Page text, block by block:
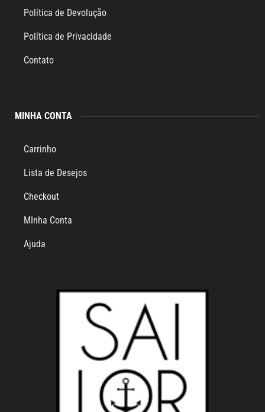
Política de Devolução
Política de Privacidade
Contato
MINHA CONTA
Carrinho
Lista de Desejos
Checkout
MInha Conta
Ajuda